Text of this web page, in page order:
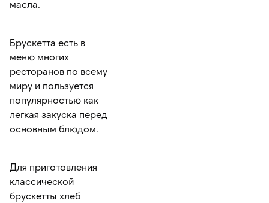
масла.
Брускетта есть в
меню многих
ресторанов по всему
миру и пользуется
популярностью как
легкая закуска перед
основным блюдом.
Для приготовления
классической
брускетты хлеб